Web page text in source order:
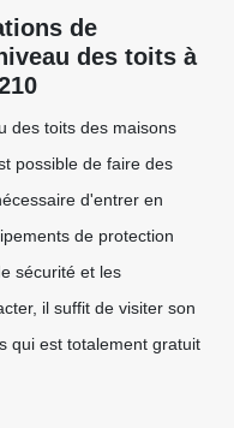
de
des toits à
des toits des maisons
possible de faire des
d'entrer en
de protection
sécurité et les
il suffit de visiter son
qui est totalement gratuit